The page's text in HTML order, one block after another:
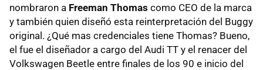
nombraron a Freeman Thomas como CEO de la marca
y también quien diseñó esta reinterpretación del Buggy
original. ¿Qué mas credenciales tiene Thomas? Bueno,
el fue el diseñador a cargo del Audi TT y el renacer del
Volkswagen Beetle entre finales de los 90 e inicio del